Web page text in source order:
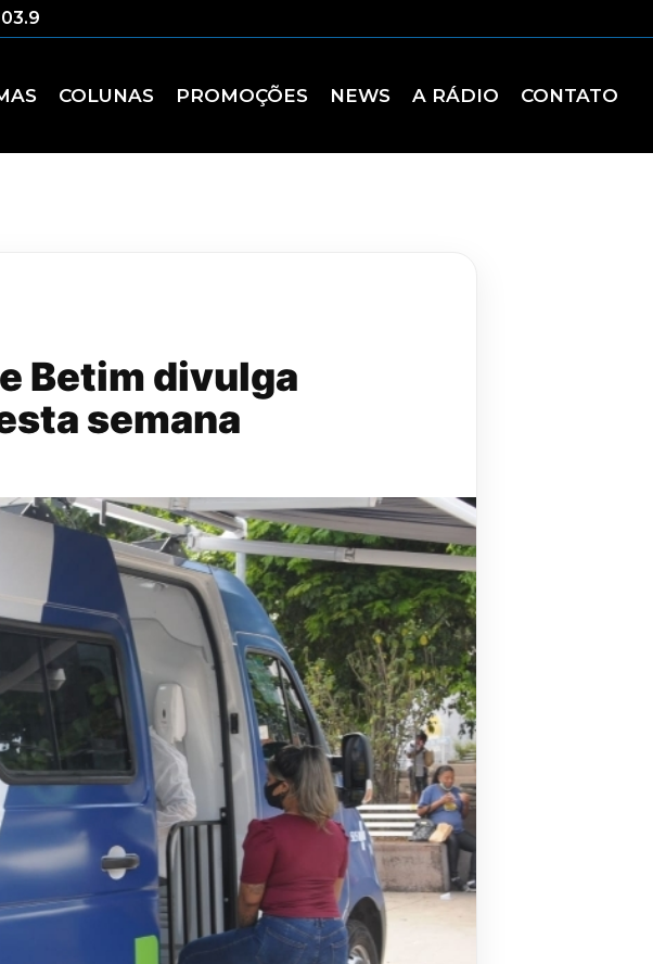
COLUNAS PROMOÇÕES NEWS A RÁDIO CONTATO
Betim divulga
semana